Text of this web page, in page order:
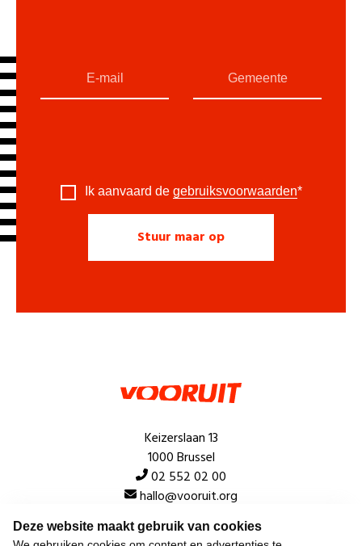
Deze website maakt gebruik van cookies
Ik aanvaard de gebruiksvoorwaarden*
Keizerslaan 13
1000 Brussel
02 552 02 00
hallo@vooruit.org